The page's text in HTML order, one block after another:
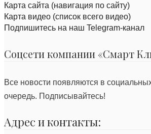
Карта сайта (навигация по сайту)
Карта видео (список всего видео)
Подпишитесь на наш Telegram-канал
Соцсети компании «Смарт
Все новости появляются в
очередь. Подписывайтесь!
Адрес и контакты: